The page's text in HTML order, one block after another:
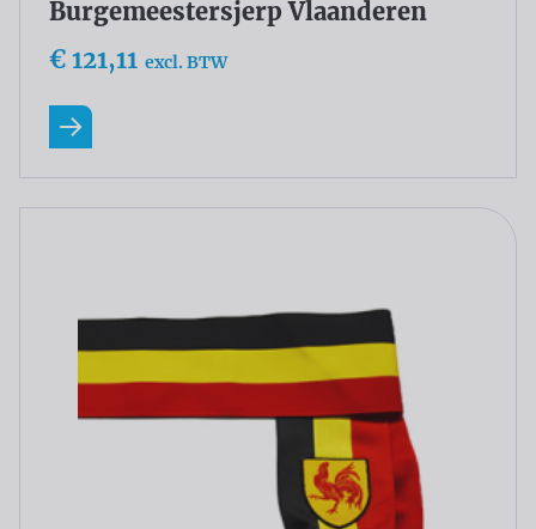
Burgemeestersjerp Vlaanderen
€ 121,11 excl. BTW
Lees meer